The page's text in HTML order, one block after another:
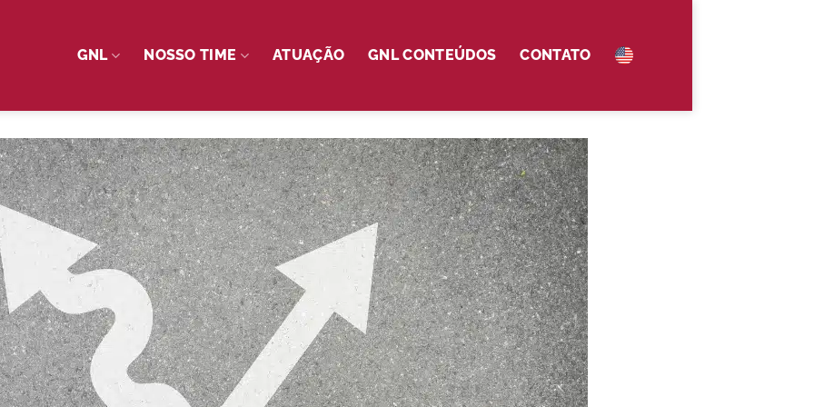
GNL NOSSO TIME ATUAÇÃO GNL CONTEÚDOS CONTATO